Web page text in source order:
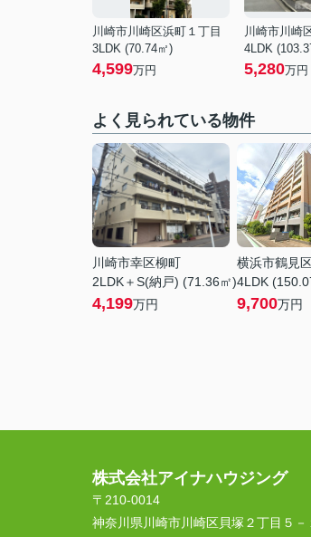
川崎市川崎区浜町１丁目
3LDK (70.74㎡)
4,599万円
川崎市川崎
4LDK
5,280万円
よく見られている物件
川崎市幸区柳町
2LDK＋S(納戸) (71.36㎡)
4,199万円
横浜市鶴見
4LDK
9,700万円
株式会社アイナハウジング
〒210-0014
神奈川県川崎市川崎区貝塚２丁目５